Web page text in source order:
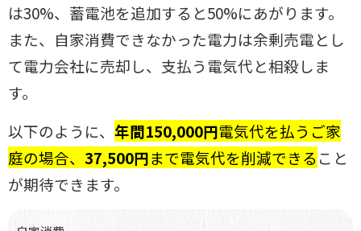
は30%、蓄電池を追加すると50%にあがります。
また、自家消費できなかった電力は余剰売電とし
て電力会社に売却し、支払う電気代と相殺しま
す。
以下のように、 年間150,000円電気代を払うご家
庭の場合、 37,500円まで電気代を削減できる こと
が期待できます。